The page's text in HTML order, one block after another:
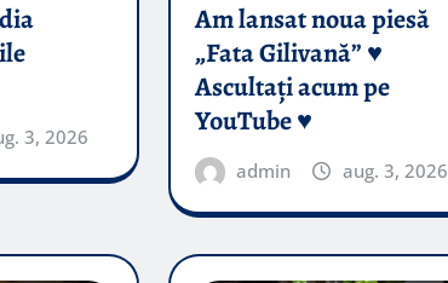
3, 2026
Am lansat noua piesă
„Fata Gilivană” ♥️
Ascultați acum pe
YouTube ♥️
admin aug. 3, 2026